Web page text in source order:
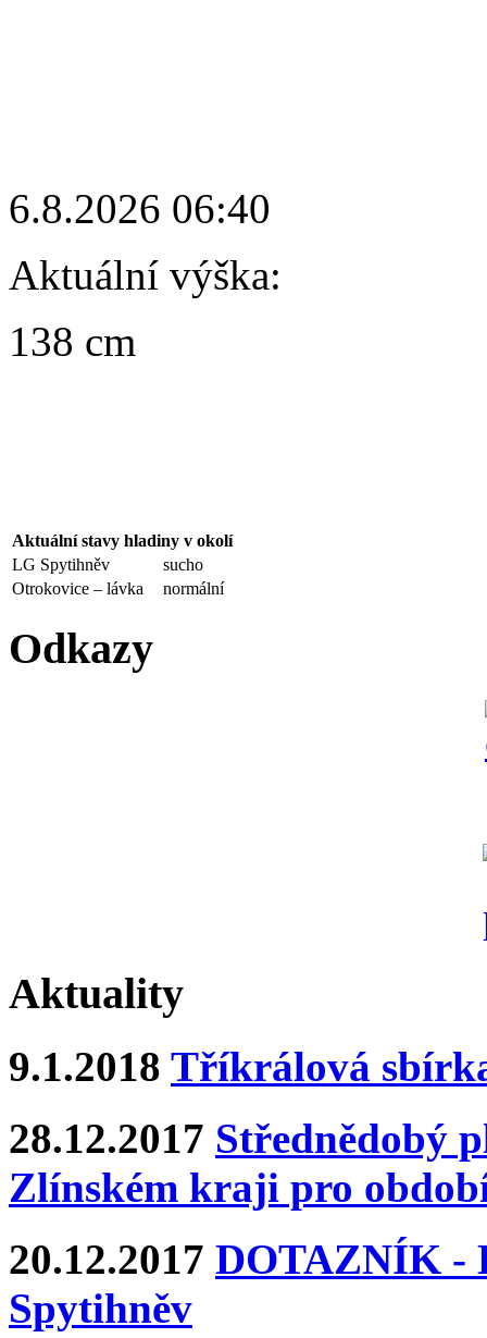
6.8.2026 06:40
Aktuální výška:
138 cm
Aktuální stavy hladiny v okolí
LG Spytihněv
sucho
Otrokovice – lávka
normální
Odkazy
Aktuality
9.1.2018 Tříkrálová
28.12.2017 Střednědobý
Zlínském kraji pro
20.12.2017 DOTAZNÍK -
Spytihněv